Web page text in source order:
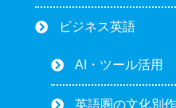
ビジネス英語
AI・ツール活用
英語圏の文化別